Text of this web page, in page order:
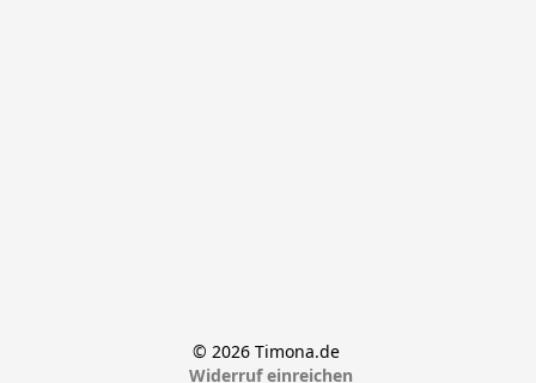
© 2026 Timona.de
Widerruf einreichen